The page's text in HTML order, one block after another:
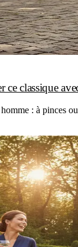
classique
: à pinces